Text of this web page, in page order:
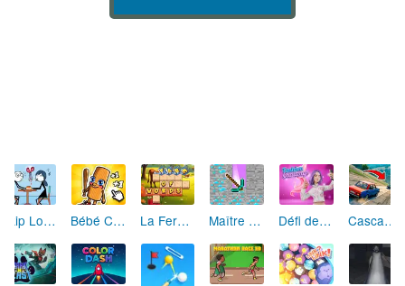
Skip Love: L'Amour en Péril Bébé Clic Italien: La Folie des Petits Bambins La Ferme des Mots - Cultivez votre Vocabulaire Maître de la Destruction: Fusion de Pioches Défi de Mode: Star du Podium Cascades Folles 3D